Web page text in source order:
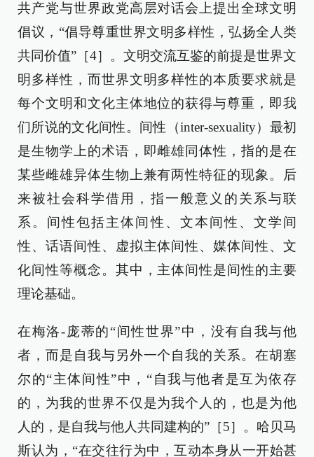
共产党与世界政党高层对话会上提出全球文明
倡议，“倡导尊重世界文明多样性，弘扬全人类
共同价值”［4］。文明交流互鉴的前提是世界文
明多样性，而世界文明多样性的本质要求就是
每个文明和文化主体地位的获得与尊重，即我
们所说的文化间性。间性（inter-sexuality）最初
是生物学上的术语，即雌雄同体性，指的是在
某些雌雄异体生物上兼有两性特征的现象。后
来被社会科学借用，指一般意义的关系与联
系。间性包括主体间性、文本间性、文学间
性、话语间性、虚拟主体间性、媒体间性、文
化间性等概念。其中，主体间性是间性的主要
理论基础。
在梅洛-庞蒂的“间性世界”中，没有自我与他
者，而是自我与另外一个自我的关系。在胡塞
尔的“主体间性”中，“自我与他者是互为依存
的，为我的世界不仅是为我个人的，也是为他
人的，是自我与他人共同建构的”［5］。哈贝马
斯认为，“在交往行为中，互动本身从一开始甚